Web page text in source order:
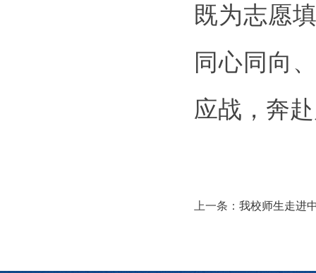
既为志愿
同心同向
应战，奔
上一条： 我校师生走进